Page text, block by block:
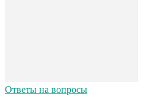
Ответы на вопросы